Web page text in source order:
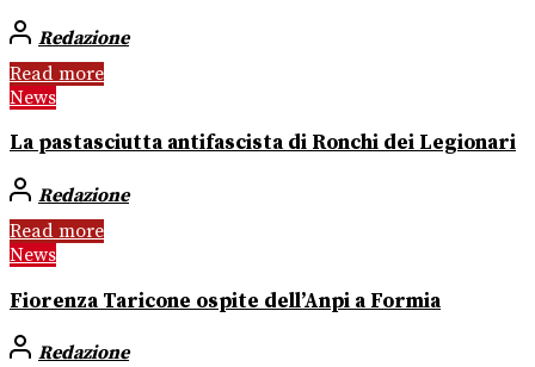
Redazione
Read more
News
La pastasciutta antifascista di Ronchi dei Legionari
Redazione
Read more
News
Fiorenza Taricone ospite dell’Anpi a Formia
Redazione